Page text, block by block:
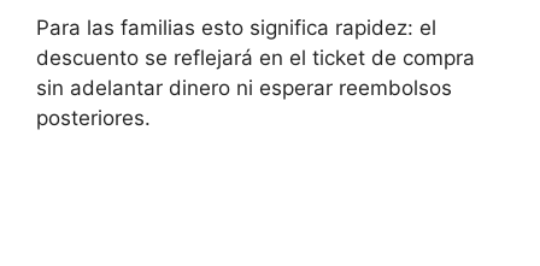
Para las familias esto significa rapidez: el
descuento se reflejará en el ticket de compra
sin adelantar dinero ni esperar reembolsos
posteriores.